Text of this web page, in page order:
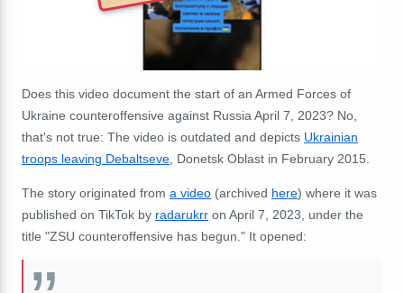
Does this video document the start of an Armed Forces of
Ukraine counteroffensive against Russia April 7, 2023? No,
that's not true: The video is outdated and depicts Ukrainian
troops leaving Debaltseve , Donetsk Oblast in February 2015.
The story originated from a video (archived here) where it was
published on TikTok by radarukrr on April 7, 2023, under the
title "ZSU counteroffensive has begun." It opened: